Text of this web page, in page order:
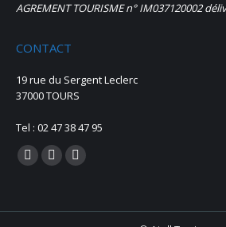
AGREMENT TOURISME n° IM037120002
CONTACT
19 rue du Sergent Leclerc
37000 TOURS
Tel : 02 47 38 47 95
Trouvez nous sur :
La
La
La